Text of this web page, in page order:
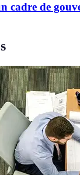
cadre de